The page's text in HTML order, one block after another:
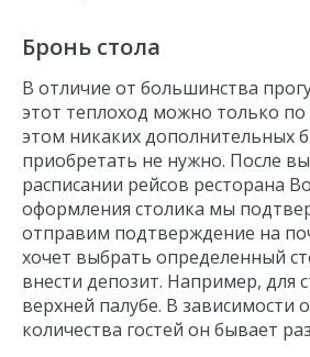
Бронь стола
В отличие от большинства
этот теплоход можно только
этом никаких дополнительных
приобретать не нужно. После
расписании рейсов ресторана
оформления столика мы
отправим подтверждение на
хочет выбрать определенный
внести депозит. Например, для
верхней палубе. В зависимости
количества гостей он бывает